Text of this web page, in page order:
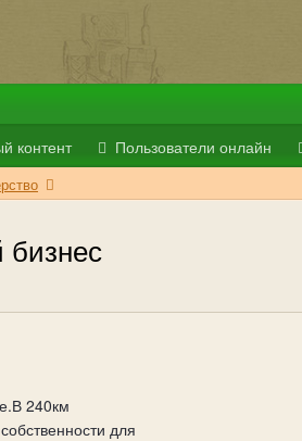
контент Пользователи онлайн
бизнес
240км
для